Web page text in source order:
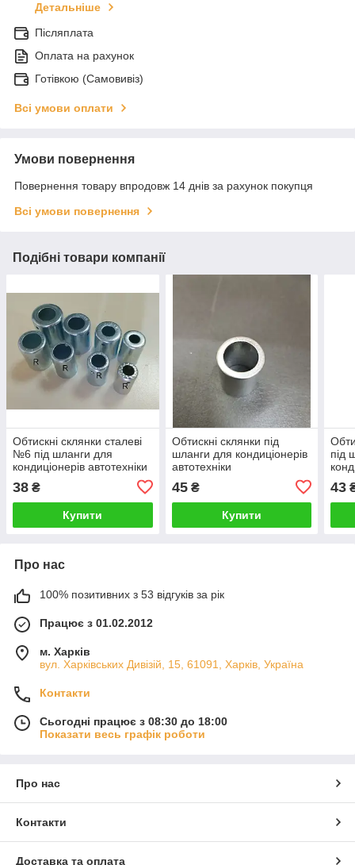
Детальніше
Післяплата
Оплата на рахунок
Готівкою (Самовивіз)
Всі умови оплати
Умови повернення
Повернення товару впродовж 14 днів за рахунок покупця
Всі умови повернення
Подібні товари компанії
Обтискні склянки сталеві
№6 під шланги для
кондиціонерів автотехніки
38 ₴
Купити
Обтискні склянки під
шланги для кондиціонерів
автотехніки
#12 Size:24.3x19.2x3
45₴
Купити
під
#8
43
Про нас
100% позитивних з 53 відгуків за рік
Працює з 01.02.2012
м. Харків
вул. Харківських Дивізій, 15, 61091, Харків, Україна
Контакти
Сьогодні працює з 08:30 до 18:00
Показати весь графік роботи
Про нас
Контакти
Доставка та оплата